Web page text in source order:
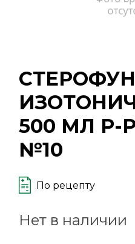
500 МЛ Р-
№10
По рецепту
Нет в наличии